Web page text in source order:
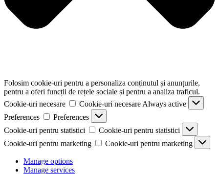
Folosim cookie-uri pentru a personaliza conținutul și anunțurile,
pentru a oferi funcții de rețele sociale și pentru a analiza traficul.
Cookie-uri necesare
Cookie-uri necesare Always active
Preferences
Preferences
Cookie-uri pentru statistici
Cookie-uri pentru statistici
Cookie-uri pentru marketing
Cookie-uri pentru marketing
Manage options
Manage services